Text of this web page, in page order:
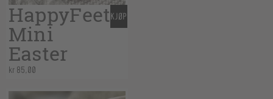
HappyFeet
Mini
Easter
kr85,00
KJØP